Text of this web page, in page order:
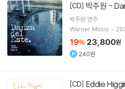
[CD] 박주원 -
박주원 연주
Warner Music
19% 23,800원
240원
[CD]